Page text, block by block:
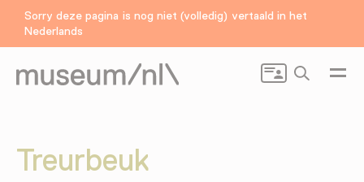
Sorry deze pagina is nog niet (volledig) vertaald in het
Nederlands
Zoeken
Treurbeuk